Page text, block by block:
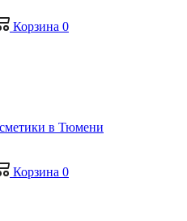
Корзина 0
Корзина 0